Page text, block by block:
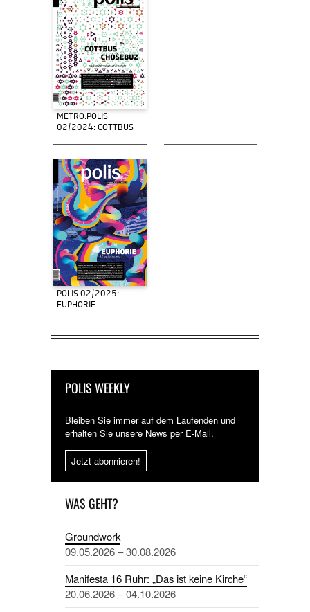
METRO.POLIS
02/2024: COTTBUS
POLIS 02/2025:
EUPHORIE
POLIS WEEKLY
Bleiben Sie immer auf dem Laufenden und
erhalten Sie unsere News per E-Mail.
Jetzt abonnieren!
WAS GEHT?
Groundwork
09.05.2026 – 30.08.2026
Manifesta 16 Ruhr: „Das ist keine Kirche“
20.06.2026 – 04.10.2026